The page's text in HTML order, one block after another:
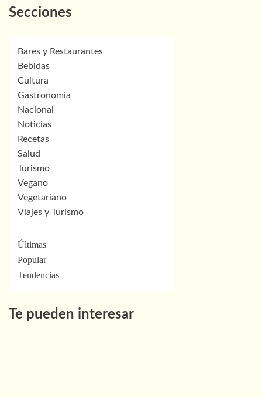
Secciones
Bares y Restaurantes
Bebidas
Cultura
Gastronomía
Nacional
Noticias
Recetas
Salud
Turismo
Vegano
Vegetariano
Viajes y Turismo
Últimas
Popular
Tendencias
Te pueden interesar